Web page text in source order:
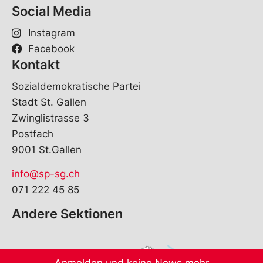
Social Media
Instagram
Facebook
Kontakt
Sozialdemokratische Partei
Stadt St. Gallen
Zwinglistrasse 3
Postfach
9001 St.Gallen
info@sp-sg.ch
071 222 45 85
Andere Sektionen